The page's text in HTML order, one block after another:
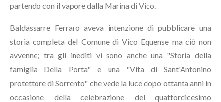
partendo con il vapore dalla Marina di Vico.
Baldassarre Ferraro aveva intenzione di pubblicare una
storia completa del Comune di Vico Equense ma ciò non
avvenne; tra gli inediti vi sono anche una "Storia della
famiglia Della Porta" e una "Vita di Sant'Antonino
protettore di Sorrento" che vede la luce dopo ottanta anni in
occasione della celebrazione del quattordicesimo